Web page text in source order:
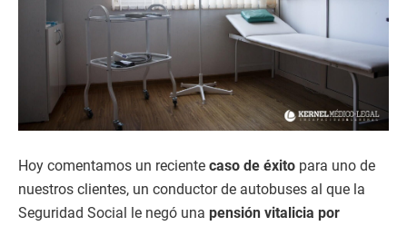
Hoy comentamos un reciente caso de éxito para uno de
nuestros clientes, un conductor de autobuses al que la
Seguridad Social le negó una pensión vitalicia por